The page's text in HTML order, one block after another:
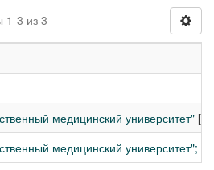
3 из 3
медицинский университет" [1]
медицинский университет";